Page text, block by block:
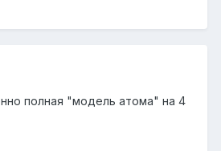
полная "модель атома" на 4